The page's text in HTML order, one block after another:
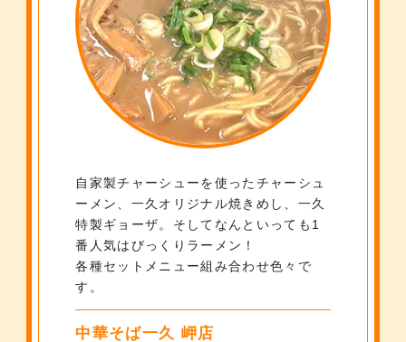
自家製チャーシューを使ったチャーシュ
ーメン、一久オリジナル焼きめし、一久
特製ギョーザ。 そしてなんといっても1
番人気はびっくりラーメン！
各種セットメニュー組み合わせ色々で
す。
中華そば一久 岬店